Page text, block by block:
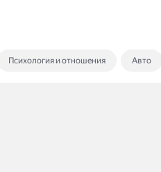
Психология и отношения Авто